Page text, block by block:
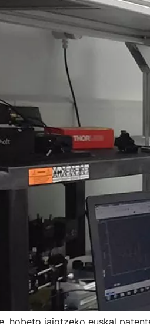
hobeto jaiotzeko euskal